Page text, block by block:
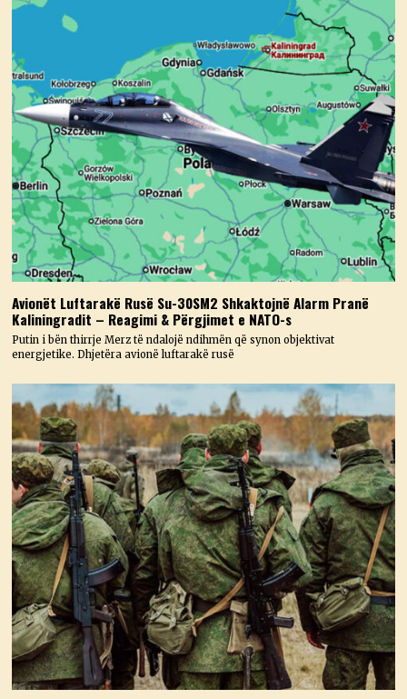
Avionët Luftarakë Rusë Su-30SM2 Shkaktojnë Alarm Pranë
Kaliningradit – Reagimi & Përgjimet e NATO-s
Putin i bën thirrje Merz të ndalojë ndihmën që synon objektivat
energjetike. Dhjetëra avionë luftarakë rusë